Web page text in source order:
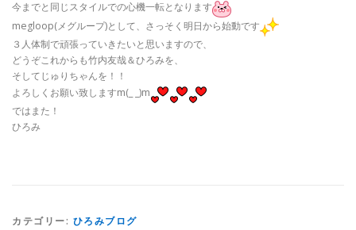
今までと同じスタイルでの心機一転となります
megloop(メグループ)として、さっそく明日から始動です
３人体制で頑張っていきたいと思いますので、
どうぞこれからも竹内友哉＆ひろみを、
そしてじゅりちゃんを！！
よろしくお願い致しますm(_ _)m
ではまた！
ひろみ
カテゴリー: ひろみブログ